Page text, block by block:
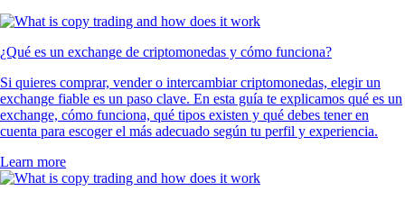
¿Qué es un exchange de criptomonedas y cómo funciona?
Si quieres comprar, vender o intercambiar criptomonedas, elegir un
exchange fiable es un paso clave. En esta guía te explicamos qué es un
exchange, cómo funciona, qué tipos existen y qué debes tener en
cuenta para escoger el más adecuado según tu perfil y experiencia.
Learn more